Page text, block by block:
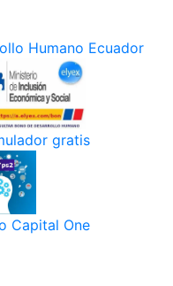
Humano Ecuador
gratis
Capital One